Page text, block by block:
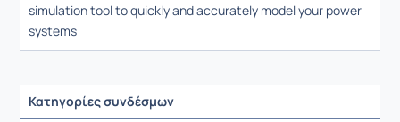
simulation tool to quickly and accurately model your power
systems
Κατηγορίες συνδέσμων
Ρυθμίσεις επιλογής / Αποτελέσματα